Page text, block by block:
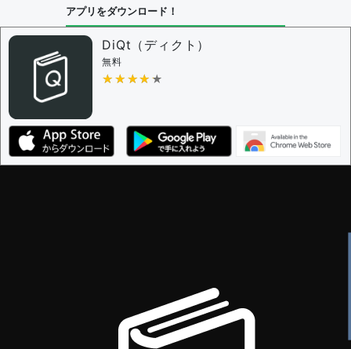
アプリをダウンロード！
DiQt（ディクト）
無料
★★★★★
★★★★★